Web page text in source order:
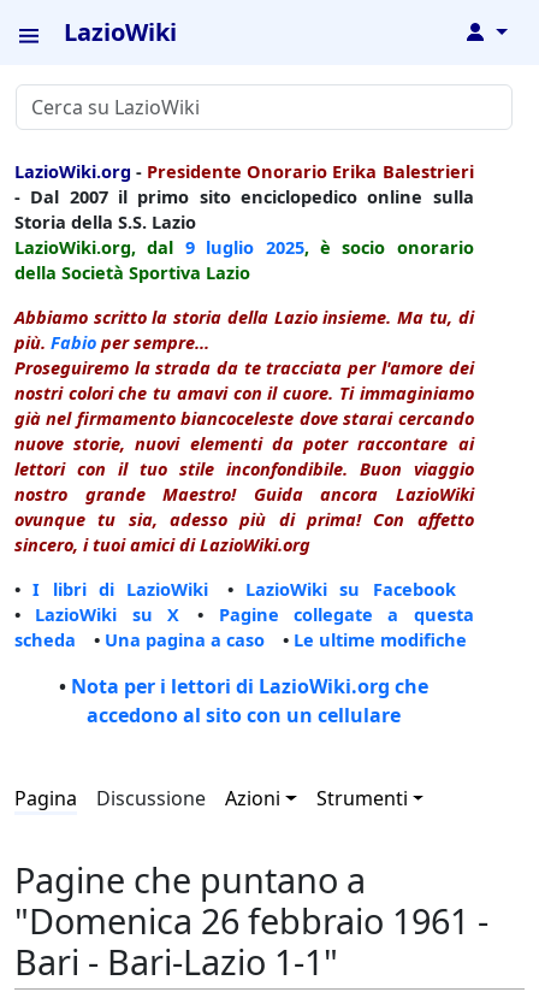
LazioWiki ↓
LazioWiki.org - Presidente Onorario Erika Balestrieri
- Dal 2007 il primo sito enciclopedico online sulla
Storia della S.S. Lazio
LazioWiki.org, dal 9 luglio 2025, è socio onorario
della Società Sportiva Lazio
Abbiamo scritto la storia della Lazio insieme. Ma tu, di
più. Fabio per sempre...
Proseguiremo la strada da te tracciata per l'amore dei
nostri colori che tu amavi con il cuore. Ti immaginiamo
già nel firmamento biancoceleste dove starai cercando
nuove storie, nuovi elementi da poter raccontare ai
lettori con il tuo stile inconfondibile. Buon viaggio
nostro grande Maestro! Guida ancora LazioWiki
ovunque tu sia, adesso più di prima! Con affetto
sincero, i tuoi amici di LazioWiki.org
•I libri di LazioWiki • LazioWiki su Facebook
• LazioWiki su X • Pagine collegate a questa
scheda • Una pagina a caso • Le ultime modifiche
• Nota per i lettori di LazioWiki.org che
accedono al sito con un cellulare
Pagina Discussione Azioni Strumenti
Pagine che puntano a
"Domenica 26 febbraio 1961 -
Bari - Bari-Lazio 1-1"